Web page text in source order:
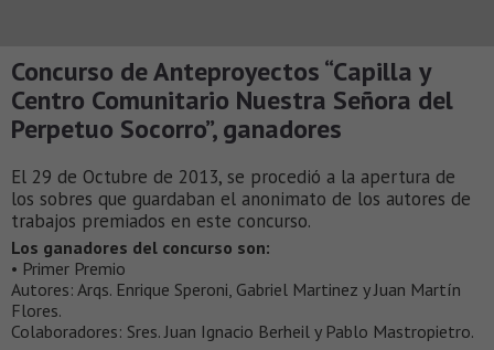
Concurso de Anteproyectos “Capilla y
Centro Comunitario Nuestra Señora del
Perpetuo Socorro”, ganadores
El 29 de Octubre de 2013, se procedió a la apertura de
los sobres que guardaban el anonimato de los autores de
trabajos premiados en este concurso.
Los ganadores del concurso son:
• Primer Premio
Autores: Arqs. Enrique Speroni, Gabriel Martinez y Juan Martín
Flores.
Colaboradores: Sres. Juan Ignacio Berheil y Pablo Mastropietro.